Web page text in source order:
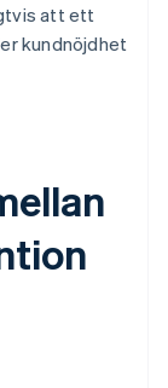
att ett
kundnöjdhet